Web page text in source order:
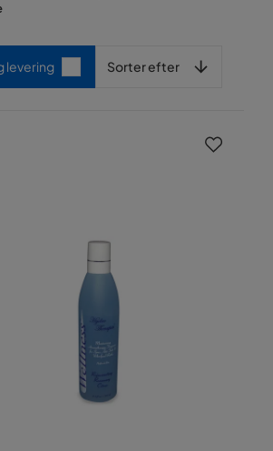
levering Sorter efter